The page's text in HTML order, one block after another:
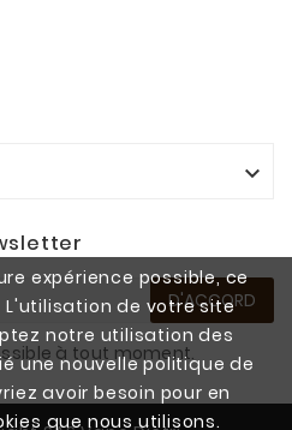
expérience possible, ce
de votre site
notre utilisation des
une nouvelle politique de
avoir besoin pour en
que nous utilisons.

D'ACCORD
à tout moment.